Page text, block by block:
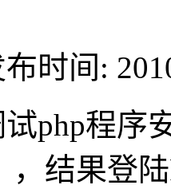
时间:
php程序
，结果登